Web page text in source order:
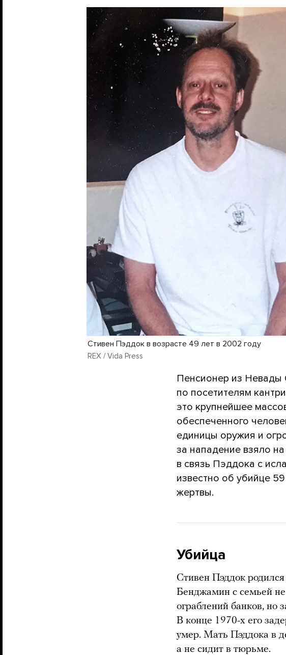
Стивен Пэддок в возрасте 49 лет в 2002 году
REX / Vida Press
Пенсионер из Невады
по посетителям
это крупнейшее
обеспеченного
единицы оружия и
за нападение взяло
в связь Пэддока с
известно об убийце
жертвы.
Убийца
Стивен Пэддок родился
Бенджамин с семьей
ограблений банков, но
В конце 1970-х его
умер. Мать Пэддока в
а не сидит в тюрьме.